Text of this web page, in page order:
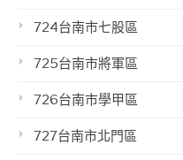
724台南市七股區
725台南市將軍區
726台南市學甲區
727台南市北門區